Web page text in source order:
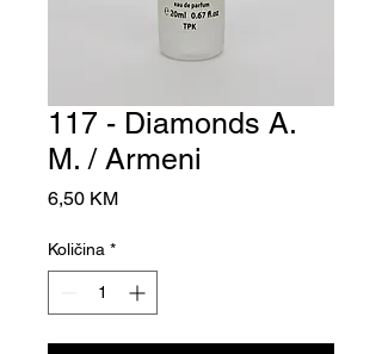
117 - Diamonds A.
M. / Armeni
6,50 KMCijena
Količina *